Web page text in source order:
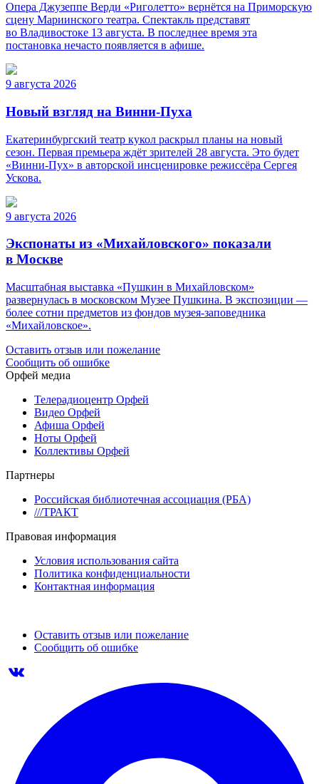
Опера Джузеппе Верди «Риголетто» вернётся на Приморскую
сцену Мариинского театра. Спектакль представят
во Владивостоке 13 августа. В последнее время эта
постановка нечасто появляется в афише.
9 августа 2026
Новый взгляд на Винни-Пуха
Екатеринбургский театр кукол раскрыл планы на новый
сезон. Первая премьера ждёт зрителей 28 августа. Это будет
«Винни-Пух» в авторской инсценировке режиссёра Сергея
Ускова.
9 августа 2026
Экспонаты из «Михайловского» показали
в Москве
Масштабная выставка «Пушкин в Михайловском»
развернулась в московском Музее Пушкина. В экспозиции —
более сотни предметов из фондов музея-заповедника
«Михайловское».
Оставить отзыв или пожелание
Сообщить об ошибке
Орфей медиа
Телерадиоцентр Орфей
Видео Орфей
Афиша Орфей
Ноты Орфей
Коллективы Орфей
Партнеры
Российская библиотечная ассоциация (РБА)
///ТРАКТ
Правовая информация
Условия использования сайта
Политика конфиденциальности
Контактная информация
Оставить отзыв или пожелание
Сообщить об ошибке